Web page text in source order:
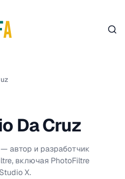
Da Cruz
автор и разработчик
включая PhotoFiltre
Studio X.